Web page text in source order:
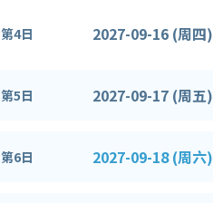
第4日 2027-09-16 (周四)
第5日 2027-09-17 (周五)
第6日 2027-09-18 (周六)